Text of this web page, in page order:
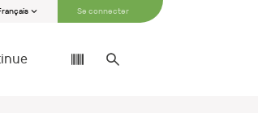
Se connecter